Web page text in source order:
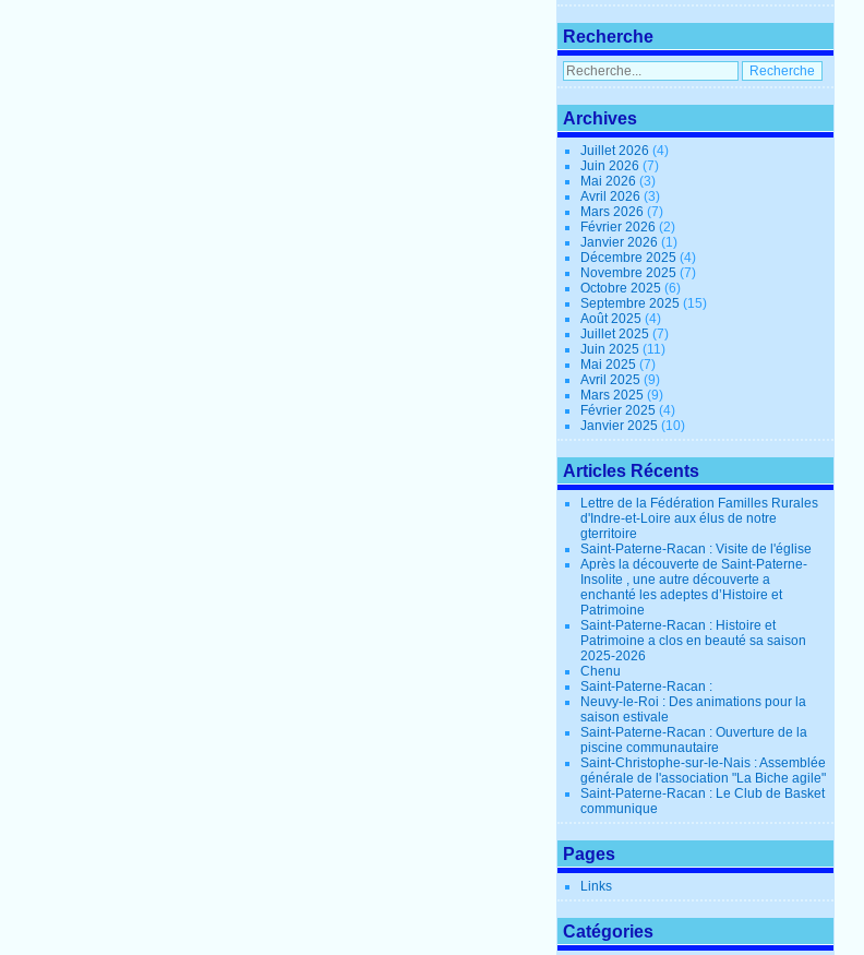
Recherche
Archives
Juillet 2026(4)
Juin 2026(7)
Mai 2026(3)
Avril 2026(3)
Mars 2026(7)
Février 2026(2)
Janvier 2026(1)
Décembre 2025(4)
Novembre 2025(7)
Octobre 2025(6)
Septembre 2025(15)
Août 2025(4)
Juillet 2025(7)
Juin 2025(11)
Mai 2025(7)
Avril 2025(9)
Mars 2025(9)
Février 2025(4)
Janvier 2025(10)
Articles Récents
Lettre de la Fédération Familles Rurales
d'Indre-et-Loire aux élus de notre
gterritoire
Saint-Paterne-Racan : Visite de l'église
Après la découverte de Saint-Paterne-
Insolite , une autre découverte a
enchanté les adeptes d’Histoire et
Patrimoine
Saint-Paterne-Racan : Histoire et
Patrimoine a clos en beauté sa saison
2025-2026
Chenu
Saint-Paterne-Racan :
Neuvy-le-Roi : Des animations pour la
saison estivale
Saint-Paterne-Racan : Ouverture de la
piscine communautaire
Saint-Christophe-sur-le-Nais : Assemblée
générale de l'association "La Biche agile"
Saint-Paterne-Racan : Le Club de Basket
communique
Pages
Links
Catégories